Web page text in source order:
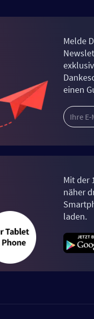
Melde
einen
Mit der
näher
laden.